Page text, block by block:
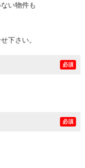
い物件も
下さい。
必須
必須